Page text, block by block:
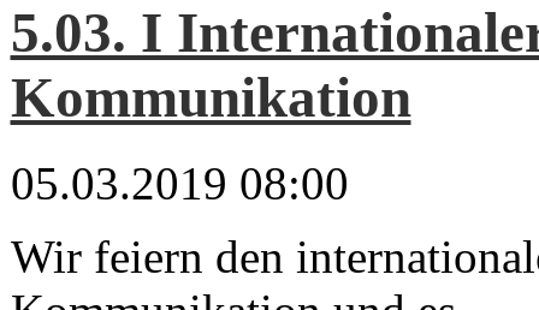
5.03. I
Kommunikation
05.03.2019 08:00
Wir feiern den